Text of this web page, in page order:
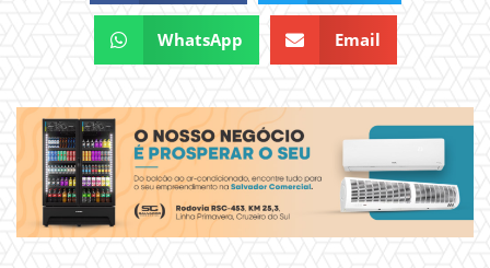
WhatsApp Email